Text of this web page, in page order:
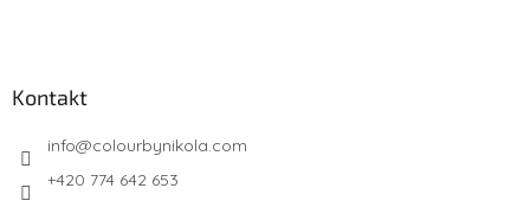
Kontakt
info@colourbynikola.com
+420 774 642 653